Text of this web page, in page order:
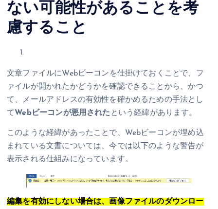
ない可能性があることを考
慮すること
文章ファイルにWebビーコンを仕掛けておくことで、フ
ァイルが開かれたかどうかを確認できることから、かつ
て、メールアドレスの有効性を確かめるための手法とし
てWebビーコンが悪用された という経緯があります。
このような経緯があったことで、Webビーコンが埋め込
まれている文書については、今では以下のような警告が
表示される仕組みになっています。
編集を有効にしない場合は、画像ファイルのダウンロー